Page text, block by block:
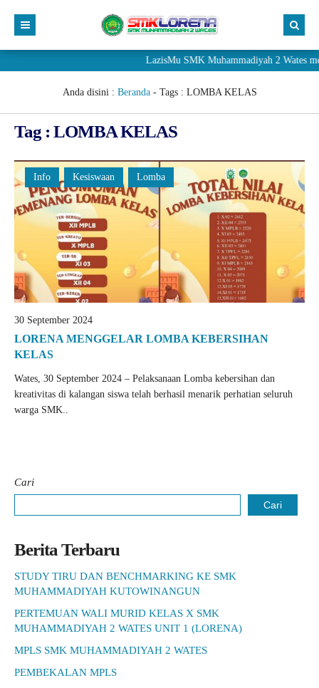
LazisMu SMK Muhammadiyah 2 Wates
Anda disini : Beranda- Tags : LOMBA KELAS
Tag : LOMBA KELAS
Info Kesiswaan Lomba
30 September 2024
LORENA MENGGELAR LOMBA KEBERSIHAN
KELAS
Wates, 30 September 2024 – Pelaksanaan Lomba kebersihan dan
kreativitas di kalangan siswa telah berhasil menarik perhatian seluruh
warga SMK..
Cari
Cari
Berita Terbaru
STUDY TIRU DAN BENCHMARKING KE SMK
MUHAMMADIYAH KUTOWINANGUN
PERTEMUAN WALI MURID KELAS X SMK
MUHAMMADIYAH 2 WATES UNIT 1 (LORENA)
MPLS SMK MUHAMMADIYAH 2 WATES
PEMBEKALAN MPLS